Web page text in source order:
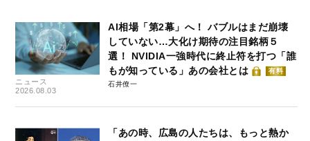
ニュース
2026.08.03
AI相場「第2幕」へ！ バブルはまだ崩壊
していない…大化け期待の注目銘柄５
選！ NVIDIA一強時代に終止符を打つ「誰
もが知っている」あの会社とは
有料
石井僚一
「あの時、広島の人たちは、もっと熱か